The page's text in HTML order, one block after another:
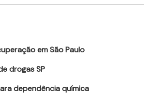
em São Paulo
drogas SP
dependência química